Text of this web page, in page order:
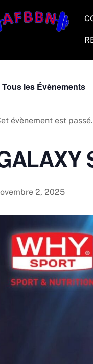
Tous les Évènements
évènement est passé.
2, 2025